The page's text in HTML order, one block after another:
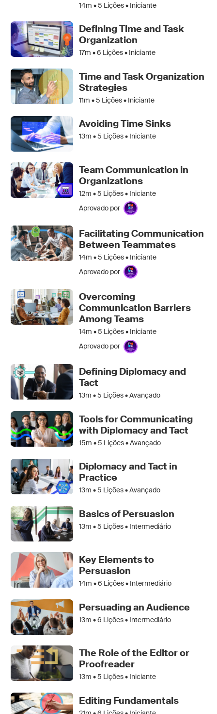
14m •5 Lições • Iniciante
Defining Time and Task
Organization
17m •6 Lições • Iniciante
Time and Task Organization
Strategies
11m •5 Lições • Iniciante
Avoiding Time Sinks
13m •5 Lições • Iniciante
Team Communication in
Organizations
12m •5 Lições • Iniciante
Aprovado por
Facilitating Communication
Between Teammates
14m •5 Lições • Iniciante
Aprovado por
Overcoming
Communication Barriers
Among Teams
14m •5 Lições • Iniciante
Aprovado por
Defining Diplomacy and
Tact
13m •5 Lições • Avançado
Tools for Communicating
with Diplomacy and Tact
15m •5 Lições • Avançado
Diplomacy and Tact in
Practice
13m •5 Lições • Avançado
Basics of Persuasion
13m •5 Lições • Intermediário
Key Elements to
Persuasion
14m •6 Lições • Intermediário
Persuading an Audience
13m •6 Lições • Intermediário
The Role of the Editor or
Proofreader
13m •5 Lições • Iniciante
Editing Fundamentals